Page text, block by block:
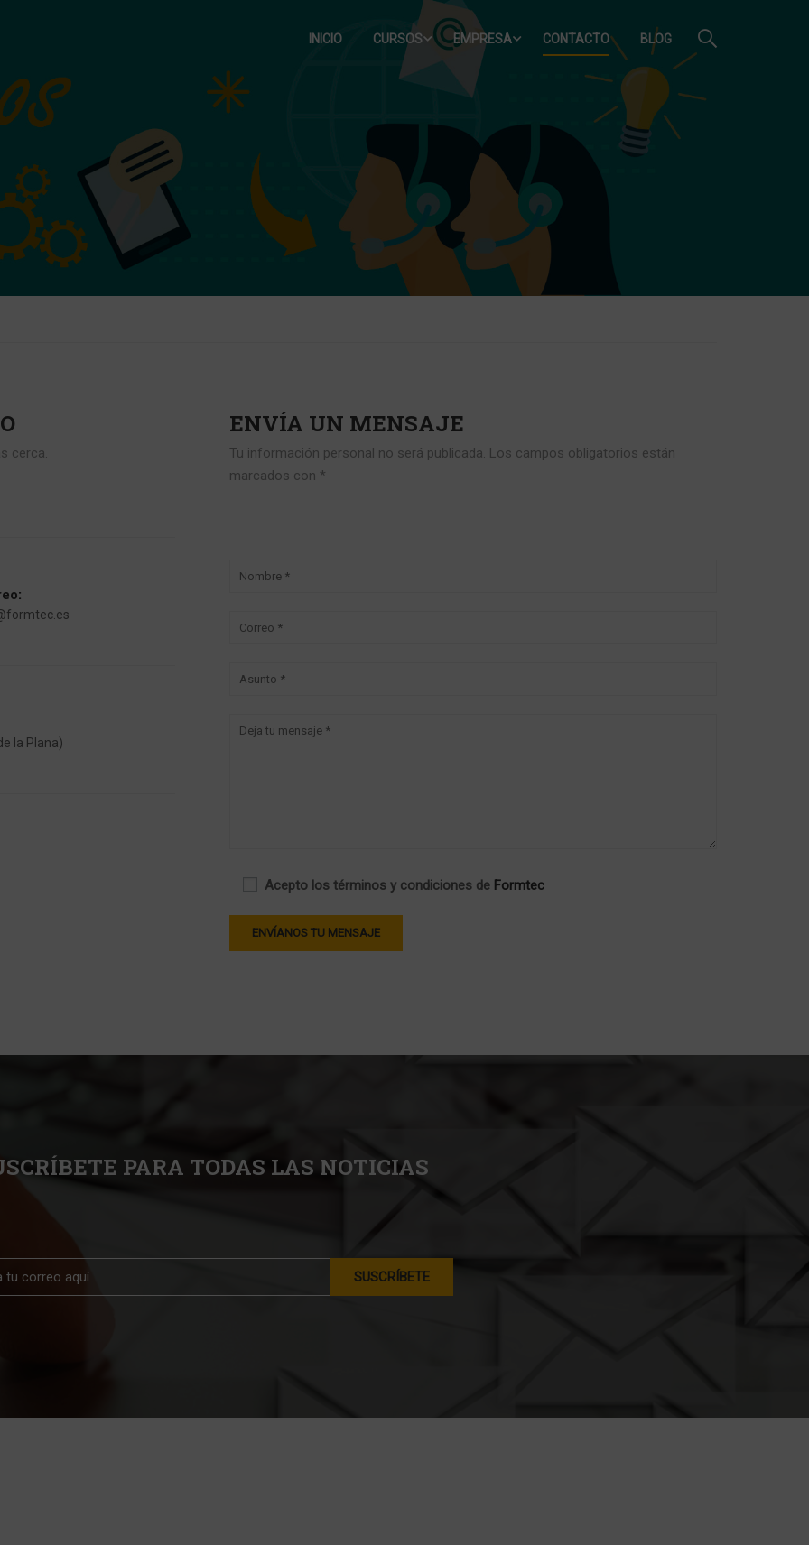
INICIO CURSOS EMPRESA CONTACTO BLOG
cerca.
la Plana)
ENVÍA UN MENSAJE
Tu información personal no será publicada. Los campos obligatorios están
marcados con *
Acepto los términos y condiciones de Formtec
PARA TODAS LAS NOTICIAS